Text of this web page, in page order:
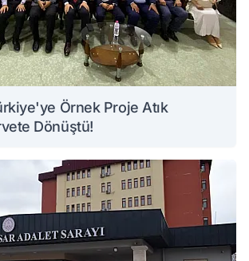
Örnek Proje Atık
Dönüştü!